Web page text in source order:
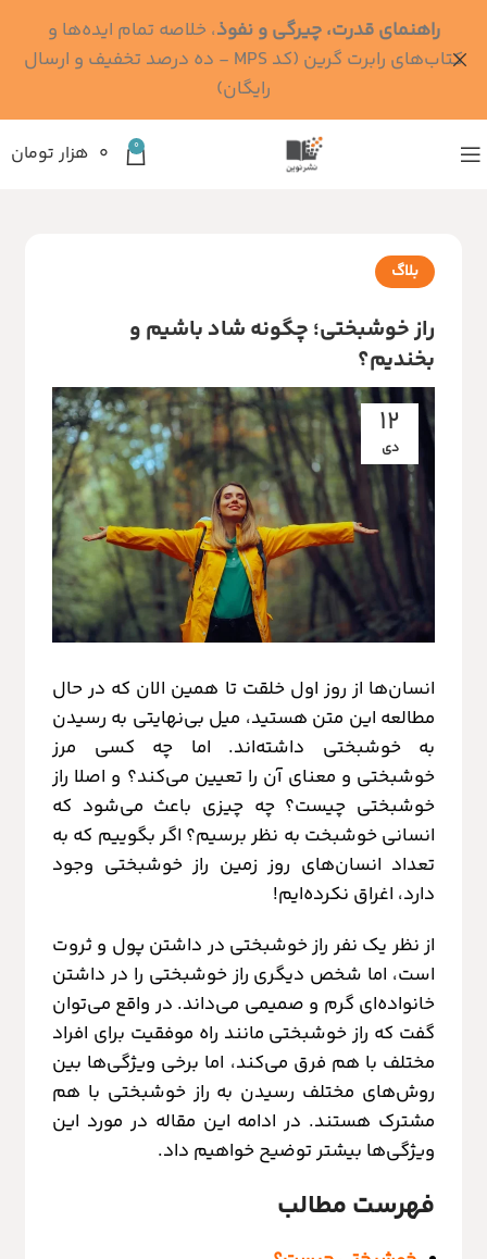
0 ۰ هزار تومان
بلاگ
راز خوشبختی؛ چگونه شاد باشیم و
بخندیم؟
12
دی
انسان‌ها از روز اول خلقت تا همین الان که در حال
مطالعه این متن هستید، میل بی‌نهایتی به رسیدن
به خوشبختی داشته‌اند. اما چه کسی مرز
خوشبختی و معنای آن را تعیین می‌کند؟ و اصلا راز
خوشبختی چیست؟ چه چیزی باعث می‌شود که
انسانی خوشبخت به نظر برسیم؟ اگر بگوییم که به
تعداد انسان‌های روز زمین راز خوشبختی وجود
دارد، اغراق نکرده‌ایم!
از نظر یک نفر راز خوشبختی در داشتن پول و ثروت
است، اما شخص دیگری راز خوشبختی را در داشتن
خانواده‌ای گرم و صمیمی می‌داند. در واقع می‌توان
گفت که راز خوشبختی مانند راه موفقیت برای افراد
مختلف با هم فرق می‌کند، اما برخی ویژگی‌ها بین
روش‌های مختلف رسیدن به راز خوشبختی با هم
مشترک هستند. در ادامه این مقاله در مورد این
ویژگی‌ها بیشتر توضیح خواهیم داد.
فهرست مطالب
راهنمای قدرت، چیرگی و نفوذ، خلاصه تمام ایده‌ها و
کتاب‌های رابرت گرین (کد MPS - ده درصد تخفیف و ارسال
رایگان)